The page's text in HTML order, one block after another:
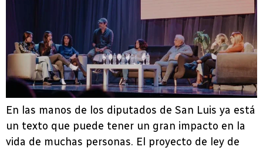
En las manos de los diputados de San Luis ya está
un texto que puede tener un gran impacto en la
vida de muchas personas. El proyecto de ley de